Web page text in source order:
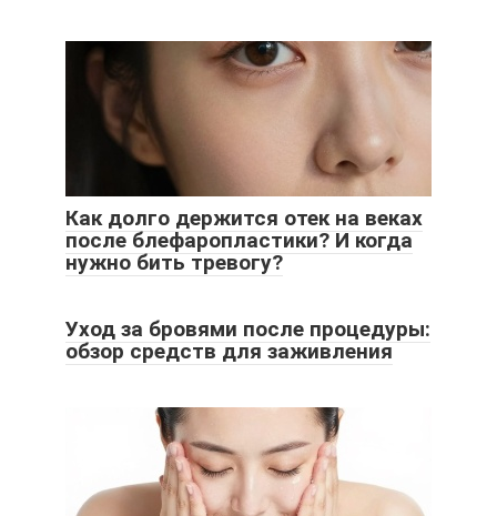
Как долго держится отек на веках
после блефаропластики? И когда
нужно бить тревогу?
Уход за бровями после процедуры:
обзор средств для заживления